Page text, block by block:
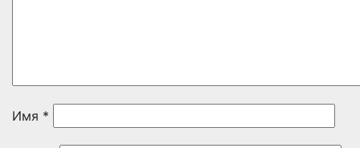
Имя *